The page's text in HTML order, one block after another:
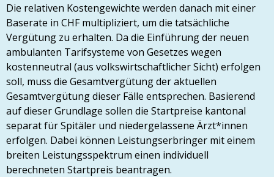
Die relativen Kostengewichte werden danach mit einer
Baserate in CHF multipliziert, um die tatsächliche
Vergütung zu erhalten. Da die Einführung der neuen
ambulanten Tarifsysteme von Gesetzes wegen
kostenneutral (aus volkswirtschaftlicher Sicht) erfolgen
soll, muss die Gesamtvergütung der aktuellen
Gesamtvergütung dieser Fälle entsprechen. Basierend
auf dieser Grundlage sollen die Startpreise kantonal
separat für Spitäler und niedergelassene Ärzt*innen
erfolgen. Dabei können Leistungserbringer mit einem
breiten Leistungsspektrum einen individuell
berechneten Startpreis beantragen.